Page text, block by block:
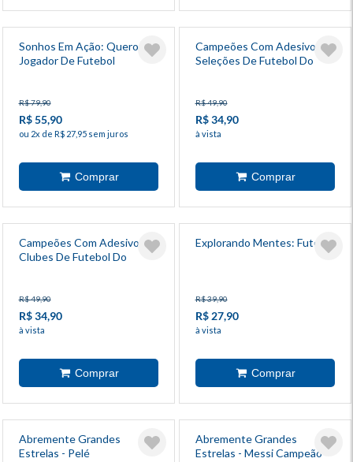
Sonhos Em Ação: Quero Ser
Jogador De Futebol
R$ 79,90
R$ 55,90
ou 2x de R$ 27,95 sem juros
Campeões Com Adesivos:
Seleções De Futebol Do
R$ 49,90
R$ 34,90
à vista
Campeões Com Adesivos:
Clubes De Futebol Do
R$ 49,90
R$ 34,90
à vista
Explorando Mentes: Futebol
R$ 39,90
R$ 27,90
à vista
Abremente Grandes
Estrelas - Pelé
Abremente Grandes
Estrelas - Messi Campeão